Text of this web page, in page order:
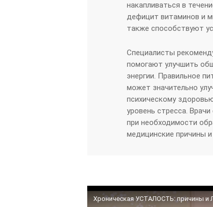
накапливаться в
дефицит витаминов и
также способствуют
Специалисты
помогают улучшить
энергии. Правильное
может значительно
психическому
уровень стресса.
при необходимости
медицинские причины